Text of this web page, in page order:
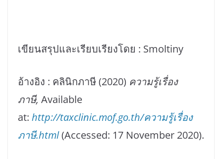
เขียนสรุปและเรียบเรียงโดย : Smoltiny
อ้างอิง : คลินิกภาษี (2020) ความรู้เรื่อง
ภาษี, Available
at: http://taxclinic.mof.go.th/ความรู้เรื่อง
ภาษี.html(Accessed: 17 November 2020).